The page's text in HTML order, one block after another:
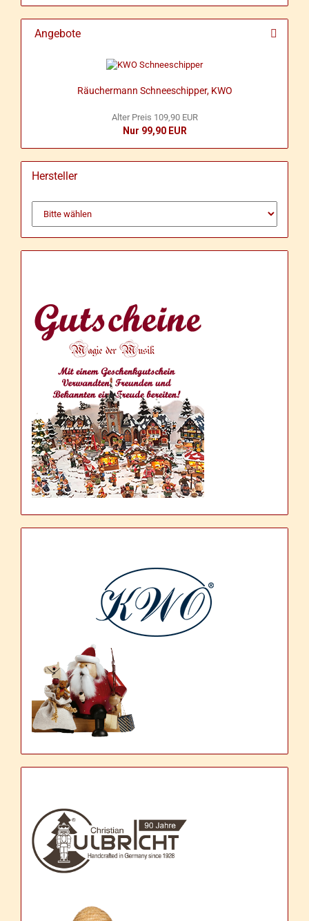
Angebote
Räu­cher­mann Schnee­schip­per, KWO
Alter Preis 109,90 EUR
Nur 99,90 EUR
Hersteller